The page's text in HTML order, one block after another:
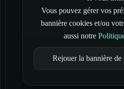
Vous pouvez gérer vos
bannière cookies et/ou
aussi notre
Rejouer la bannière de